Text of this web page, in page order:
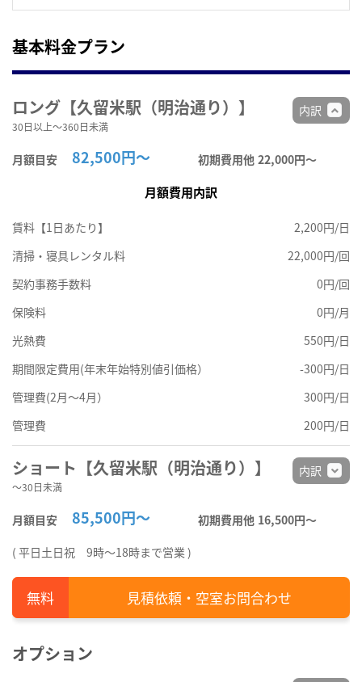
基本料金プラン
ロング【久留米駅（明治通り）】
30日以上～360日未満
月額目安 82,500円～ 初期費用他 22,000円〜
内訳
月額費用内訳
賃料【1日あたり】
2,200円/日
清掃・寝具レンタル料
22,000円/回
契約事務手数料
0円/回
保険料
0円/月
光熱費
550円/日
期間限定費用(年末年始特別値引価格）
-300円/日
管理費(2月～4月）
300円/日
管理費
200円/日
ショート【久留米駅（明治通り）】
～30日未満
月額目安 85,500円～ 初期費用他 16,500円〜
内訳
( 平日土日祝 9時～18時まで営業 )
見積依頼・空室お問合わせ
オプション